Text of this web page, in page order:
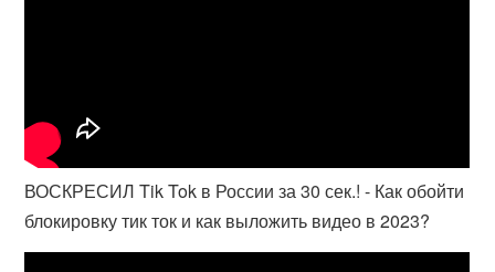
ВОСКРЕСИЛ Tik Tok в России за 30 сек.! - Как обойти
блокировку тик ток и как выложить видео в 2023?